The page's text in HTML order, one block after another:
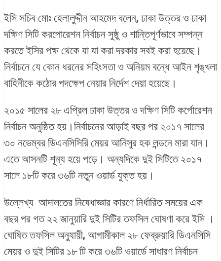
ইসি সচিব মোঃ হেলালুদ্দীন আহমেদ বলেন, ঢাকা উত্তর ও ঢাকা
দক্ষিণ সিটি করপোরেশন নির্বাচন সুষ্ঠু ও শান্তিপূর্ণভাবে সম্পন্ন
করতে ইসির পক্ষ থেকে যা যা করা দরকার সবই করা হয়েছে।
নির্বাচনে যে কোন ধরনের সহিংসতা ও অনিয়ম বন্ধে আইন শৃঙ্খলা
বাহিনীকে কঠোর পদক্ষেপ নেয়ার নির্দেশ দেয়া হয়েছে।
২০১৫ সালের ২৮ এপ্রিল ঢাকা উত্তর ও দক্ষিণ সিটি কর্পোরেশন
নির্বাচন অনুষ্ঠিত হয়।নির্বাচনের আড়াই বছর পর ২০১৭ সালের
৩০ নভেম্বর ডিএনসিসিরি মেয়র আনিসুর হক লন্ডনে মারা যান।
এতে আসনটি শূন্য হয়ে পড়ে। অন্যদিকে দুই সিটিতে ২০১৭
সালে ১৮টি করে ৩৬টি নতুন ওয়ার্ড যুক্ত হয়।
উল্লেখ্য আদালতের নিষেধাজ্ঞার কারণে নির্ধারিত সময়ের এক
বছর পর গত ২২ জানুয়ারি দুই সিটির তফসিল ঘোষণা করে ইসি ।
ঘোষিত তফসিল অনুযায়ী, আগামীকাল ২৮ ফেব্রুয়ারি ডিএনসিসি
মেয়র ও দুই সিটির ১৮ টি করে ৩৬টি ওয়ার্ডে সাধারণ নির্বাচন